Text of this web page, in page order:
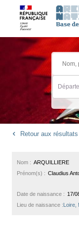
Retour aux
Nom : ARQUILLIERE
Prénom(s) : Claudius
Date de naissance : 17/
Lieu de naissance :Loire,